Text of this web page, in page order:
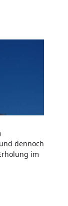
dennoch
im